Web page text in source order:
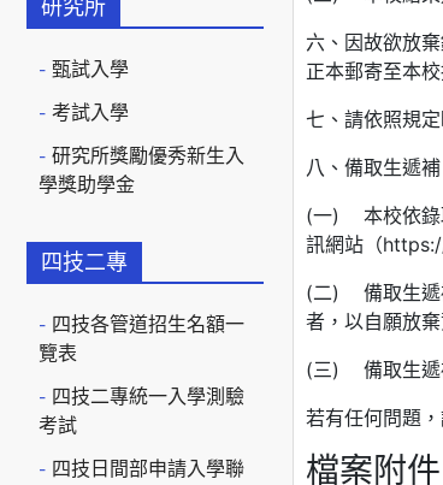
研究所
甄試入學
考試入學
研究所獎勵優秀新生入
學獎助學金
四技二專
四技各管道招生名額一
覽表
四技二專統一入學測驗
考試
四技日間部申請入學聯
六、因故欲放
正本郵寄至本校
七、請依照規
八、備取生遞補
(一) 本校依錄
訊網站（
(二) 備取生遞
者，以自願放
(三) 備取生遞
若有任何問題
檔案附件